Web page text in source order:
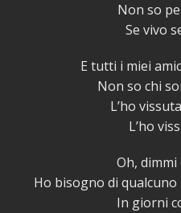
Non so
Se vivo
E tutti i miei
Non so chi
L’ho
L’ho
Oh, dimmi
Ho bisogno di
In giorni